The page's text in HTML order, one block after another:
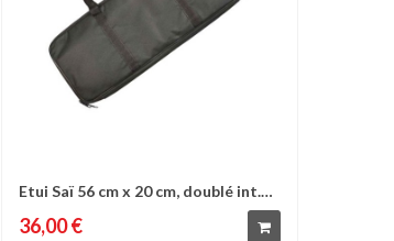
Comparer Liste d'envies
Etui Saï 56 cm x 20 cm, doublé int.
36,00 €